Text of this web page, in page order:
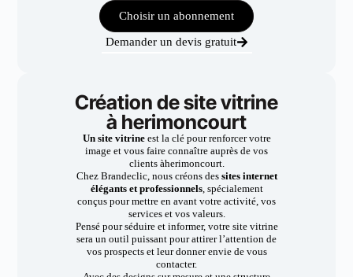
Choisir un abonnement
Demander un devis gratuit
Création de site vitrine
à herimoncourt
Un site vitrineest la clé pour renforcer votre
image et vous faire connaître auprès de vos
clients àherimoncourt.
Chez Brandeclic, nous créons dessites internet
élégants et professionnels, spécialement
conçus pour mettre en avant votre activité, vos
services et vos valeurs.
Pensé pour séduire et informer, votre site vitrine
sera un outil puissant pour attirer l’attention de
vos prospects et leur donner envie de vous
contacter.